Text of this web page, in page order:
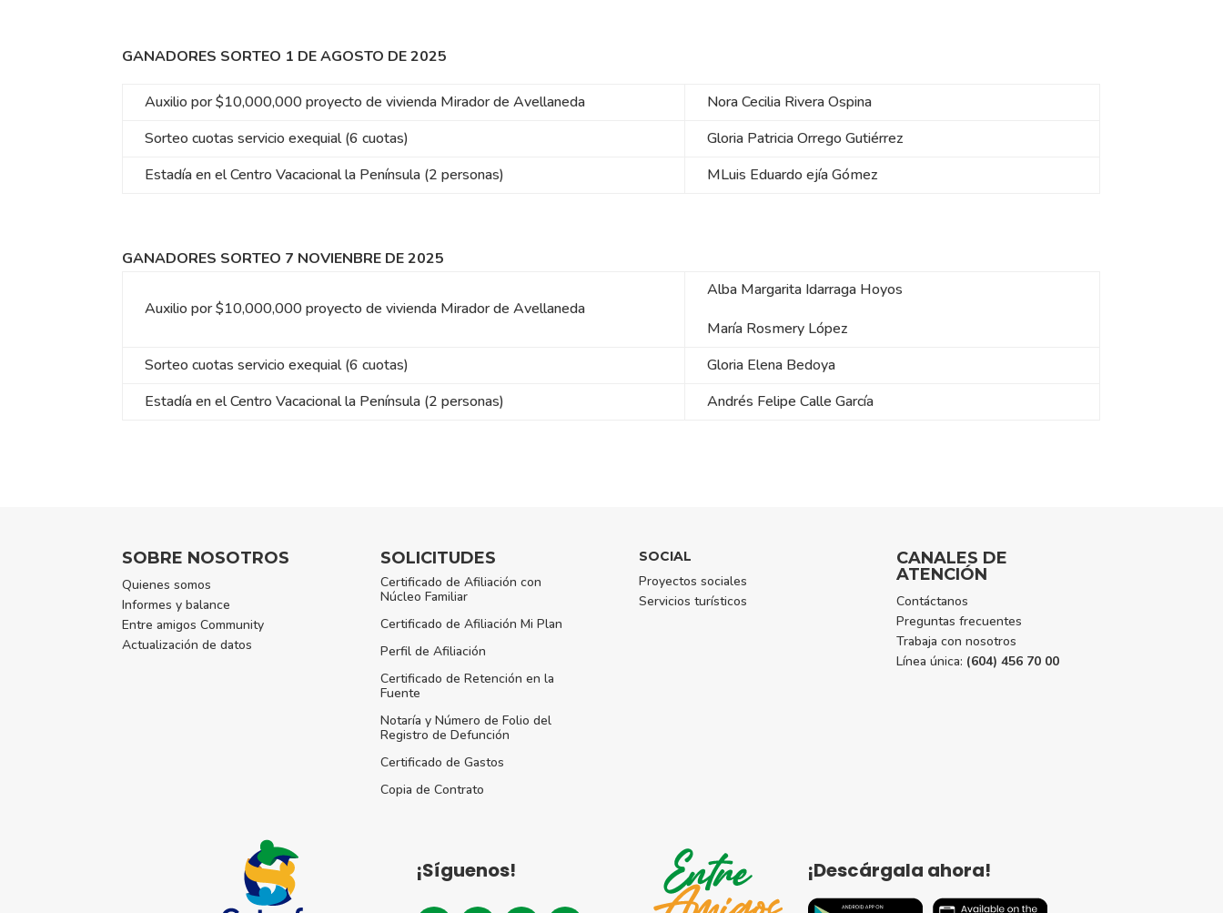
GANADORES SORTEO 1 DE AGOSTO DE 2025
Auxilio por $10,000,000 proyecto de vivienda Mirador de Avellaneda
Nora Cecilia Rivera Ospina
Sorteo cuotas servicio exequial (6 cuotas)
Gloria Patricia Orrego Gutiérrez
Estadía en el Centro Vacacional la Península (2 personas)
MLuis Eduardo ejía Gómez
GANADORES SORTEO 7 NOVIENBRE DE 2025
Auxilio por $10,000,000 proyecto de vivienda Mirador de Avellaneda
Alba Margarita Idarraga Hoyos
María Rosmery López
Sorteo cuotas servicio exequial (6 cuotas)
Gloria Elena Bedoya
Estadía en el Centro Vacacional la Península (2 personas)
Andrés Felipe Calle García
SOBRE NOSOTROS
Quienes somos
Informes y balance
Entre amigos Community
Actualización de datos
SOLICITUDES
Certificado de Afiliación con
Núcleo Familiar
Certificado de Afiliación Mi Plan
Perfil de Afiliación
Certificado de Retención en la
Fuente
Notaría y Número de Folio del
Registro de Defunción
Certificado de Gastos
Copia de Contrato
SOCIAL
Proyectos sociales
Servicios turísticos
CANALES DE
ATENCIÓN
Contáctanos
Preguntas frecuentes
Trabaja con nosotros
Línea única: (604) 456 70 00
¡Síguenos! ¡Descárgala ahora!